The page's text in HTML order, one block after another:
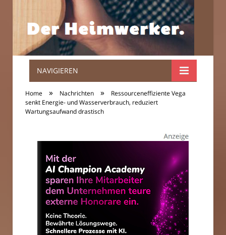
Der
Heimwerker.
NAVIGIEREN
Home » Nachrichten »
Ressourceneffiziente Vega
senkt Energie- und Wasserverbrauch, reduziert
Wartungsaufwand drastisch